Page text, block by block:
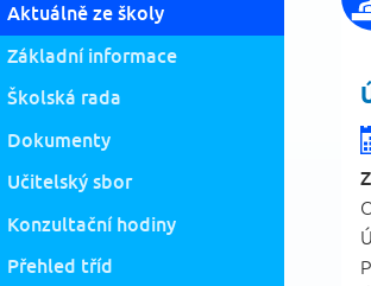
Aktuálně ze školy
Základní informace
Školská rada
Dokumenty
Učitelský sbor
Konzultační hodiny
Přehled tříd